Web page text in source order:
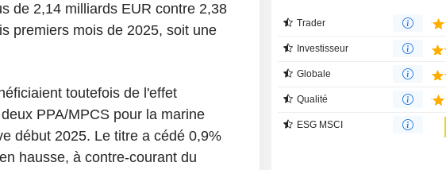
de 2,14 milliards EUR contre 2,38
premiers mois de 2025, soit une
toutefois de l'effet
PPA/MPCS pour la marine
début 2025. Le titre a cédé 0,9%
hausse, à contre-courant du
Trader
Investisseur
Globale
Qualité
ESG MSCI